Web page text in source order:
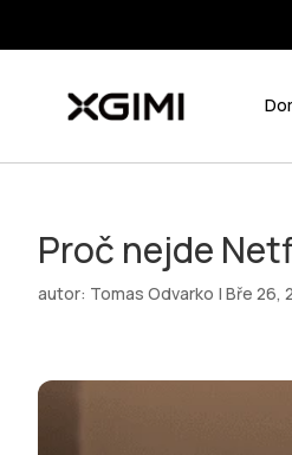
Proč nejde
autor: Tomas Odvarko | Bře 26,